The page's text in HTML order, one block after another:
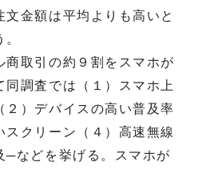
文金額は平均よりも高いと
取引の約９割をスマホが
同調査では（１）スマホ上
２）デバイスの高い普及率
スクリーン（４）高速無線
─などを挙げる。スマホが